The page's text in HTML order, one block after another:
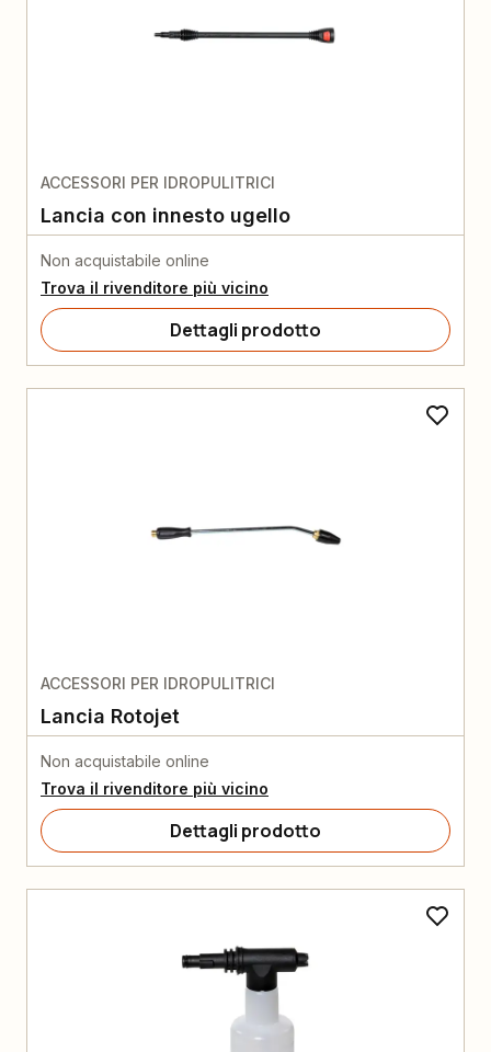
ACCESSORI PER IDROPULITRICI
Lancia con innesto ugello
Non acquistabile online
Trova il rivenditore più vicino
Dettagli prodotto
ACCESSORI PER IDROPULITRICI
Lancia Rotojet
Non acquistabile online
Trova il rivenditore più vicino
Dettagli prodotto